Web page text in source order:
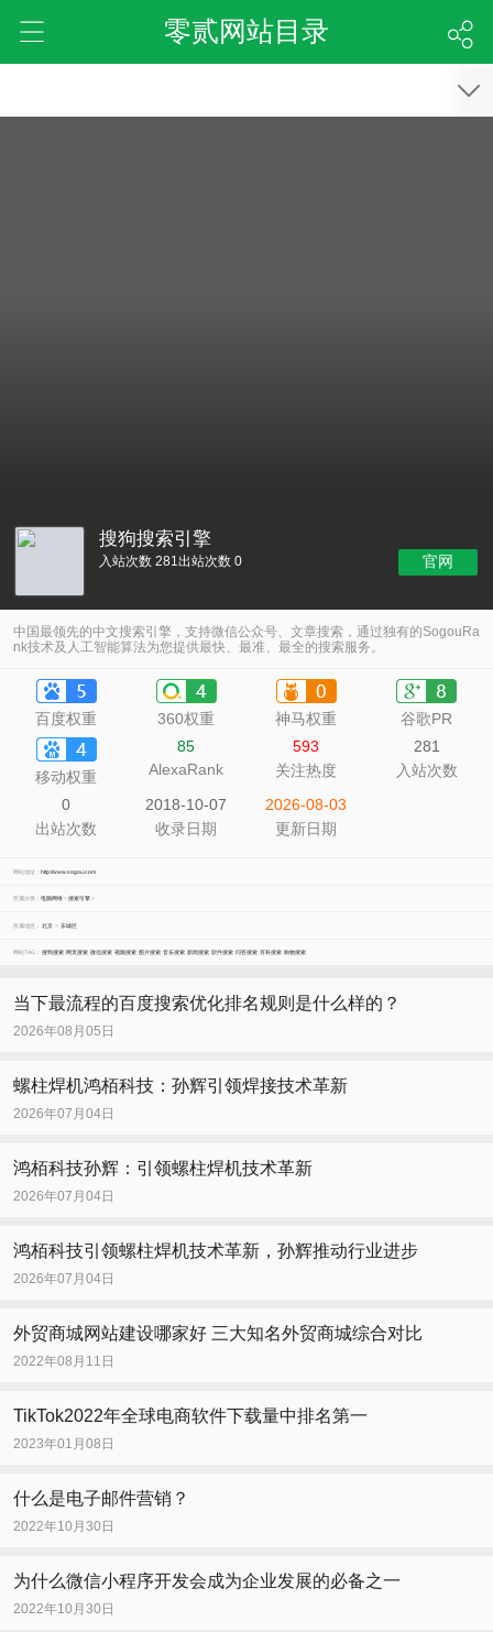
零贰网站目录
搜狗搜索引擎
入站次数 281出站次数 0 官网
中国最领先的中文搜索引擎，支持微信公众号、文章搜索，通过独有的SogouRa
nk技术及人工智能算法为您提供最快、最准、最全的搜索服务。
百度权重 360权重 神马权重 谷歌PR
移动权重
85
AlexaRank
593
关注热度
281
入站次数
0
出站次数
2018-10-07
收录日期
2026-08-03
更新日期
网站地址： http://www.sogou.com
所属分类： 电脑网络>搜索引擎>
所属地区： 北京> 东城区
网站TAG： 搜狗搜索 网页搜索 微信搜索 视频搜索 图片搜索 音乐搜索 新闻搜索 软件搜索 问答搜索 百科搜索 购物搜索
当下最流程的百度搜索优化排名规则是什么样的？
2026年08月05日
螺柱焊机鸿栢科技：孙辉引领焊接技术革新
2026年07月04日
鸿栢科技孙辉：引领螺柱焊机技术革新
2026年07月04日
鸿栢科技引领螺柱焊机技术革新，孙辉推动行业进步
2026年07月04日
外贸商城网站建设哪家好 三大知名外贸商城综合对比
2022年08月11日
TikTok2022年全球电商软件下载量中排名第一
2023年01月08日
什么是电子邮件营销？
2022年10月30日
为什么微信小程序开发会成为企业发展的必备之一
2022年10月30日